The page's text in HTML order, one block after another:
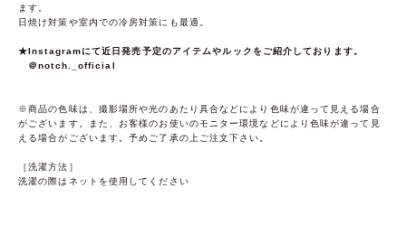
ます。
日焼け対策や室内での冷房対策にも最適。
★Instagramにて近日発売予定のアイテムやルックをご紹介しております。
＠notch._official
※商品の色味は、撮影場所や光のあたり具合などにより色味が違って見える場合
がございます。また、お客様のお使いのモニター環境などにより色味が違って見
える場合がございます。予めご了承の上ご注文下さい。
［洗濯方法］
洗濯の際はネットを使用してください